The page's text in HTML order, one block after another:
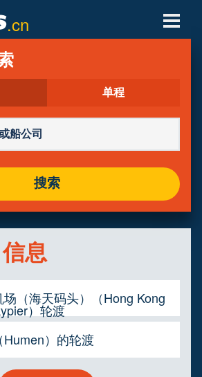
.cn
单程
搜索
息
（海天码头）（Hong Kong
）轮渡
）的轮渡